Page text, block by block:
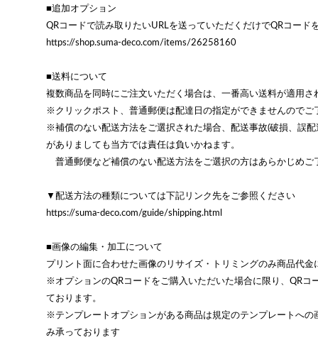
■追加オプション
QRコードで読み取りたいURLを送っていただくだけでQRコード
https://shop.suma-deco.com/items/26258160
■送料について
複数商品を同時にご注文いただく場合は、一番高い送料が適用さ
※クリックポスト、普通郵便は配達日の指定ができませんのでご
※補償のない配送方法をご選択された場合、配送事故(破損、誤配
がありましても当方では責任は負いかねます。
普通郵便など補償のない配送方法をご選択の方はあらかじめご
▼配送方法の種類については下記リンク先をご参照ください
https://suma-deco.com/guide/shipping.html
■画像の編集・加工について
プリント面に合わせた画像のリサイズ・トリミングのみ商品代金
※オプションのQRコードをご購入いただいた場合に限り、QRコ
ております。
※テンプレートオプションがある商品は規定のテンプレートへの
み承っております